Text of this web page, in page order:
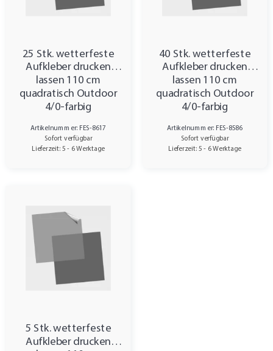
25 Stk. wetterfeste
Aufkleber drucken
lassen 110 cm
quadratisch Outdoor
4/0-farbig
Artikelnummer: FES-8617
Sofort verfügbar
Lieferzeit: 5 - 6 Werktage
40 Stk. wetterfeste
Aufkleber drucken
lassen 110 cm
quadratisch Outdoor
4/0-farbig
Artikelnummer: FES-8586
Sofort verfügbar
Lieferzeit: 5 - 6 Werktage
5 Stk. wetterfeste
Aufkleber drucken